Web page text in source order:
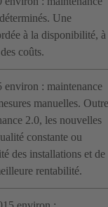
Une
à la disponibilité, à
coûts.
environ : maintenance
manuelles. Outre
2.0, les nouvelles
constante ou
des installations et de
rentabilité.